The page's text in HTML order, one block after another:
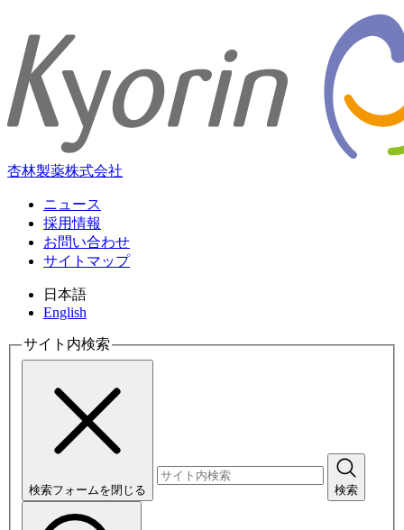
杏林製薬株式会社
ニュース
採用情報
お問い合わせ
サイトマップ
日本語
English
サイト内検索
検索フォームを閉じる 検索